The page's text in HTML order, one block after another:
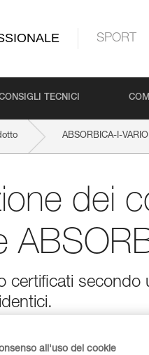
SPORT
TECNICI
ABSORBICA-I-VARIO
dei
certificati secondo
all'uso dei cookie